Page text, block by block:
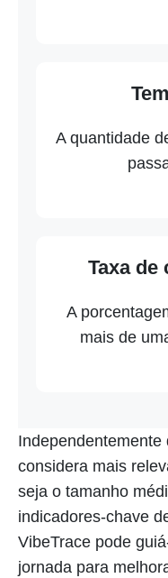
A quantidade
Taxa de
A
mais de
considera mais
seja o tamanho
indicadores-chave
VibeTrace pode
jornada para